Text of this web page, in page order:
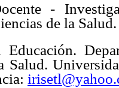
-
de la
Educación.
Salud.